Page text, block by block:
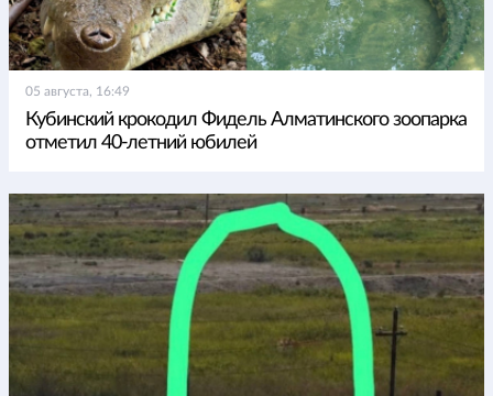
05 августа, 16:49
Кубинский крокодил Фидель Алматинского зоопарка
отметил 40-летний юбилей